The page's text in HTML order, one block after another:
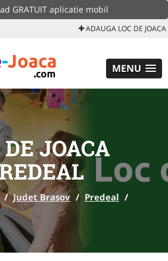
GRATUIT aplicatie mobil
ADAUGA LOC DE JOACA
MENU
DE JOACA
/ Judet Brasov / Predeal /